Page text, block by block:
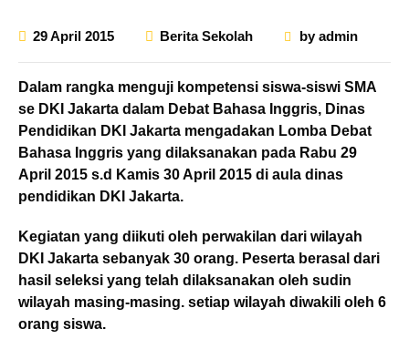
29 April 2015 Berita Sekolah byadmin
Dalam rangka menguji kompetensi siswa-siswi SMA
se DKI Jakarta dalam Debat Bahasa Inggris, Dinas
Pendidikan DKI Jakarta mengadakan Lomba Debat
Bahasa Inggris yang dilaksanakan pada Rabu 29
April 2015 s.d Kamis 30 April 2015 di aula dinas
pendidikan DKI Jakarta.
Kegiatan yang diikuti oleh perwakilan dari wilayah
DKI Jakarta sebanyak 30 orang. Peserta berasal dari
hasil seleksi yang telah dilaksanakan oleh sudin
wilayah masing-masing. setiap wilayah diwakili oleh 6
orang siswa.